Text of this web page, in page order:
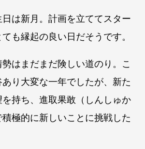
は新月。計画を立ててスター
も縁起の良い日だそうです。
はまだまだ険しい道のり。こ
り大変な一年でしたが、 新た
持ち、進取果敢（しんしゅか
極的に新しいことに挑戦した